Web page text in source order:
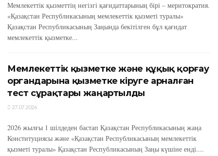
Мемлекеттік қызметтің негізгі қағидаттарының бірі – меритократия.
«Қазақстан Республикасының мемлекеттік қызметі туралы»
Қазақстан Республикасының Заңында бекітілген бұл қағидат
мемлекеттік қызметке...
Мемлекеттік қызметке және құқық қорғау
органдарына қызметке кіруге арналған
тест сұрақтары жаңартылды
27.07.2026
2026 жылғы 1 шілдеден бастап Қазақстан Республикасының жаңа
Конституциясы және «Қазақстан Республикасының мемлекеттік
қызметі туралы» Қазақстан Республикасының Заңы күшіне енді....